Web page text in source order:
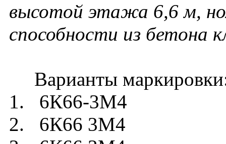
высотой этажа 6,6 м,
способности из бетона
Варианты
1. 6К66-3М4
2. 6К66 3М4